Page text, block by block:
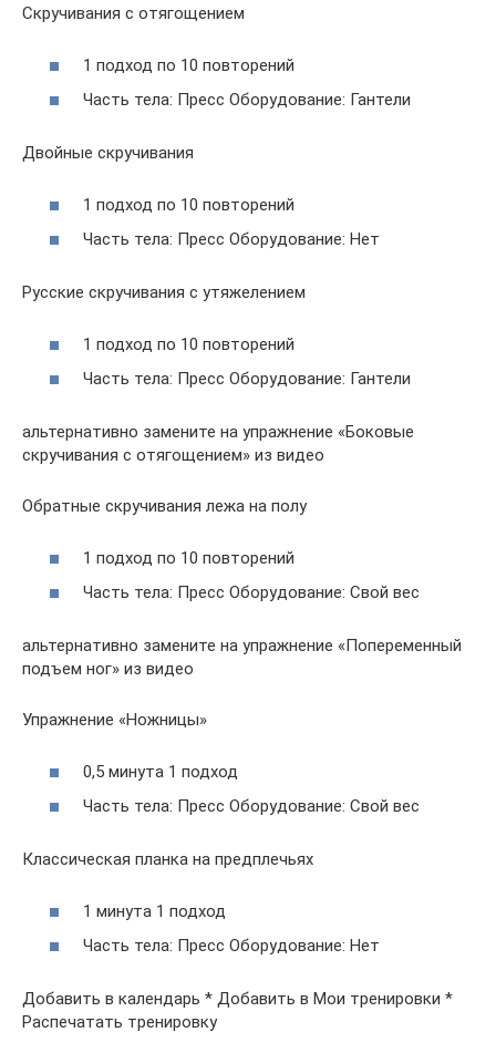
Скручивания с отягощением
1 подход по 10 повторений
Часть тела: Пресс Оборудование: Гантели
Двойные скручивания
1 подход по 10 повторений
Часть тела: Пресс Оборудование: Нет
Русские скручивания с утяжелением
1 подход по 10 повторений
Часть тела: Пресс Оборудование: Гантели
альтернативно замените на упражнение «Боковые
скручивания с отягощением» из видео
Обратные скручивания лежа на полу
1 подход по 10 повторений
Часть тела: Пресс Оборудование: Свой вес
альтернативно замените на упражнение «Попеременный
подъем ног» из видео
Упражнение «Ножницы»
0,5 минута 1 подход
Часть тела: Пресс Оборудование: Свой вес
Классическая планка на предплечьях
1 минута 1 подход
Часть тела: Пресс Оборудование: Нет
Добавить в календарь * Добавить в Мои тренировки *
Распечатать тренировку